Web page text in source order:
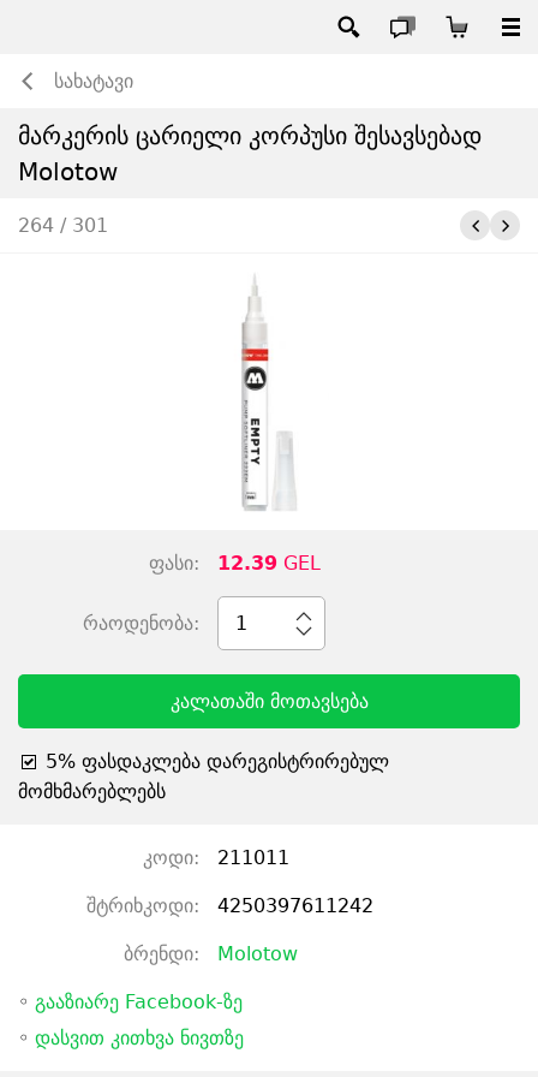
სახატავი
მარკერის ცარიელი კორპუსი შესავსებად
Molotow
264 / 301
ფასი: 12.39 GEL
რაოდენობა: 1
კალათაში მოთავსება
5% ფასდაკლება დარეგისტრირებულ
მომხმარებლებს
კოდი: 211011
შტრიხკოდი: 4250397611242
ბრენდი: Molotow
◦ გააზიარე Facebook-ზე
◦ დასვით კითხვა ნივთზე